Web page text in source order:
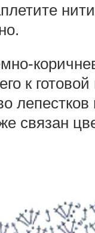
к
связан